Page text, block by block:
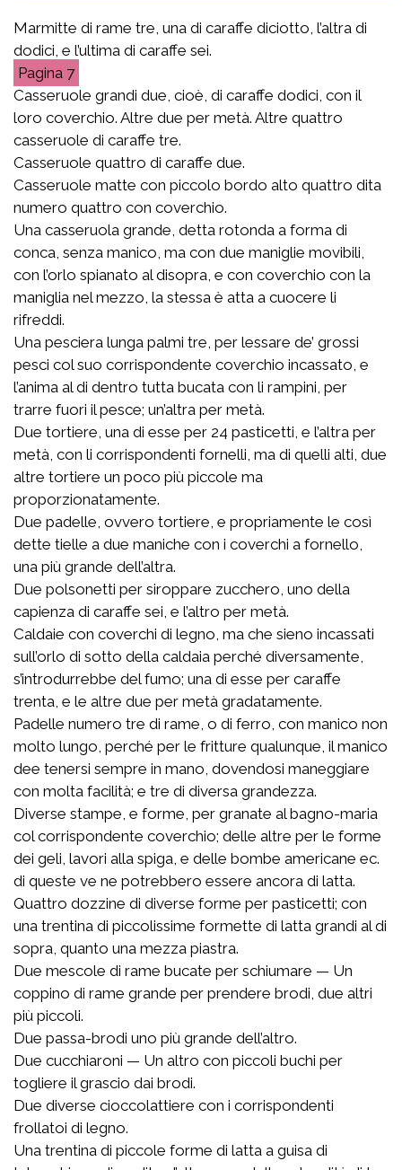
Marmitte di rame tre, una di caraffe diciotto, l’altra di
dodici, e l’ultima di caraffe sei.
7
Casseruole grandi due, cioè, di caraffe dodici, con il
loro coverchio. Altre due per metà. Altre quattro
casseruole di caraffe tre.
Casseruole quattro di caraffe due.
Casseruole matte con piccolo bordo alto quattro dita
numero quattro con coverchio.
Una casseruola grande, detta rotonda a forma di
conca, senza manico, ma con due maniglie movibili,
con l’orlo spianato al disopra, e con coverchio con la
maniglia nel mezzo, la stessa è atta a cuocere li
rifreddi.
Una pesciera lunga palmi tre, per lessare de’ grossi
pesci col suo corrispondente coverchio incassato, e
l’anima al di dentro tutta bucata con li rampini, per
trarre fuori il pesce; un’altra per metà.
Due tortiere, una di esse per 24 pasticetti, e l’altra per
metà, con li corrispondenti fornelli, ma di quelli alti, due
altre tortiere un poco più piccole ma
proporzionatamente.
Due padelle, ovvero tortiere, e propriamente le così
dette tielle a due maniche con i coverchi a fornello,
una più grande dell’altra.
Due polsonetti per siroppare zucchero, uno della
capienza di caraffe sei, e l’altro per metà.
Caldaie con coverchi di legno, ma che sieno incassati
sull’orlo di sotto della caldaia perché diversamente,
s’introdurrebbe del fumo; una di esse per caraffe
trenta, e le altre due per metà gradatamente.
Padelle numero tre di rame, o di ferro, con manico non
molto lungo, perché per le fritture qualunque, il manico
dee tenersi sempre in mano, dovendosi maneggiare
con molta facilità; e tre di diversa grandezza.
Diverse stampe, e forme, per granate al bagno-maria
col corrispondente coverchio; delle altre per le forme
dei geli, lavori alla spiga, e delle bombe americane ec.
di queste ve ne potrebbero essere ancora di latta.
Quattro dozzine di diverse forme per pasticetti; con
una trentina di piccolissime formette di latta grandi al di
sopra, quanto una mezza piastra.
Due mescole di rame bucate per schiumare — Un
coppino di rame grande per prendere brodi, due altri
più piccoli.
Due passa-brodi uno più grande dell’altro.
Due cucchiaroni — Un altro con piccoli buchi per
togliere il grascio dai brodi.
Due diverse cioccolattiere con i corrispondenti
frollatoi di legno.
Una trentina di piccole forme di latta a guisa di